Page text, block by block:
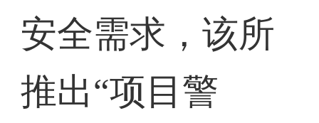
安全需求，该所
推出“项目警